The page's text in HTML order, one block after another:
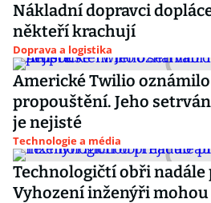
Nákladní dopravci
někteří krachují
Doprava a logistika
Americké Twilio
propouštění. Jeho
je nejisté
Technologie a média
Technologičtí obři
Vyhození inženýři